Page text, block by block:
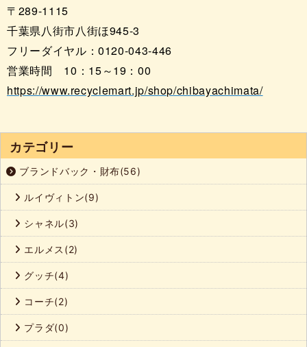
〒289-1115
千葉県八街市八街ほ945-3
フリーダイヤル：0120-043-446
営業時間 10：15～19：00
https://www.recyclemart.jp/shop/chibayachimata/
カテゴリー
ブランドバック・財布(56)
ルイヴィトン(9)
シャネル(3)
エルメス(2)
グッチ(4)
コーチ(2)
プラダ(0)